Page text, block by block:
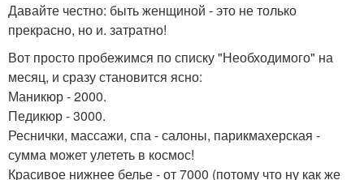
Давайте честно: быть женщиной - это не только
прекрасно, но и. затратно!
Вот просто пробежимся по списку "Необходимого" на
месяц, и сразу становится ясно:
Маникюр - 2000.
Педикюр - 3000.
Реснички, массажи, спа - салоны, парикмахерская -
сумма может улететь в космос!
Красивое нижнее белье - от 7000 (потому что ну как же